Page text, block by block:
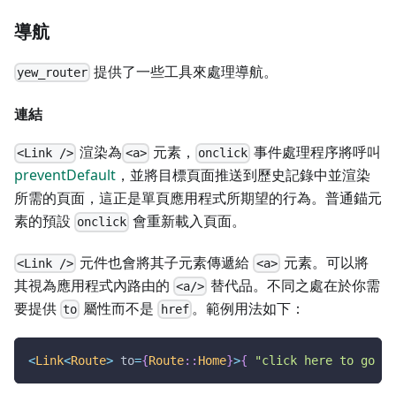
導航
yew_router 提供了一些工具來處理導航。
連結
<Link /> 渲染為 <a>元素， onclick 事件處理程序將呼叫
preventDefault ，並將目標頁面推送到歷史記錄中並渲染
所需的頁面，這正是單頁應用程式所期望的行為。普通錨元
素的預設 onclick 會重新載入頁面。
<Link /> 元件也會將其子元素傳遞給 <a>元素。可以將
其視為應用程式內路由的 <a/> 替代品。不同之處在於你需
要提供 to 屬性而不是 href。範例用法如下：
<Link<Route> to={Route:: Home}>{ "click here to go